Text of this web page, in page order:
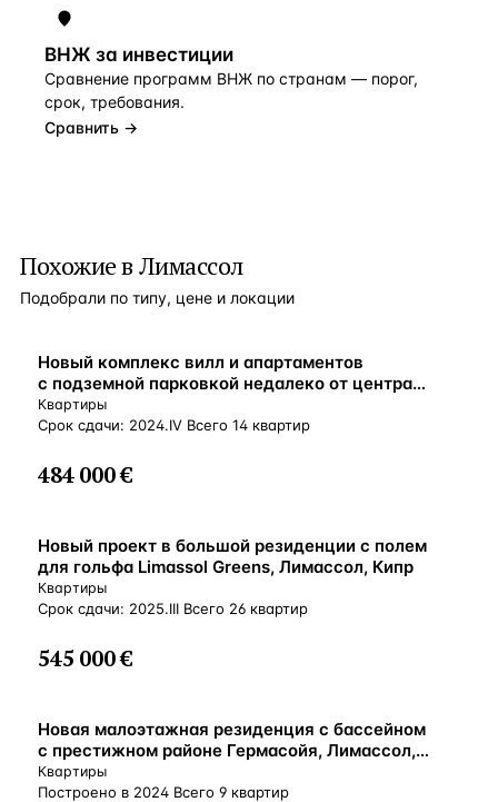
ВНЖ за инвестиции
Сравнение программ ВНЖ по странам — порог,
срок, требования.
Сравнить →
Похожие в Лимассол
Подобрали по типу, цене и локации
ВНЖ
Новый комплекс вилл и апартаментов
с подземной парковкой недалеко от центра
Лимассола, Агиос-Афанасиос, Кипр
Квартиры
Срок сдачи: 2024.IV Всего 14 квартир
484 000 €
ВНЖ
Новый проект в большой резиденции с полем
для гольфа Limassol Greens, Лимассол, Кипр
Квартиры
Срок сдачи: 2025.III Всего 26 квартир
545 000 €
ВНЖ
Новая малоэтажная резиденция с бассейном
с престижном районе Гермасойя, Лимассол,
Кипр
Квартиры
Построено в 2024 Всего 9 квартир